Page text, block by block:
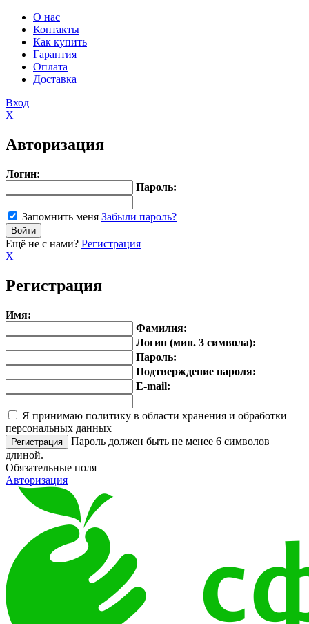
О нас
Контакты
Как купить
Гарантия
Оплата
Доставка
Вход
X
Авторизация
Логин:
Пароль:
Запомнить меня Забыли пароль?
Ещё не с нами? Регистрация
X
Регистрация
Имя:
Фамилия:
Логин (мин. 3 символа):
Пароль:
Подтверждение пароля:
E-mail:
Я принимаю политику в области хранения и обработки
персональных данных
Пароль должен быть не менее 6 символов
длиной.
Обязательные поля
Авторизация